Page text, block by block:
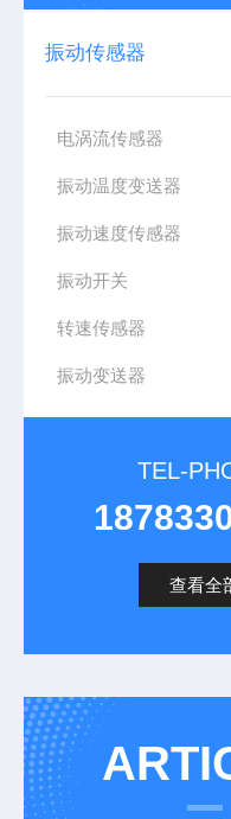
振动传感器
电涡流传感器
振动温度变送器
振动速度传感器
振动开关
转速传感器
振动变送器
TEL-
查看全